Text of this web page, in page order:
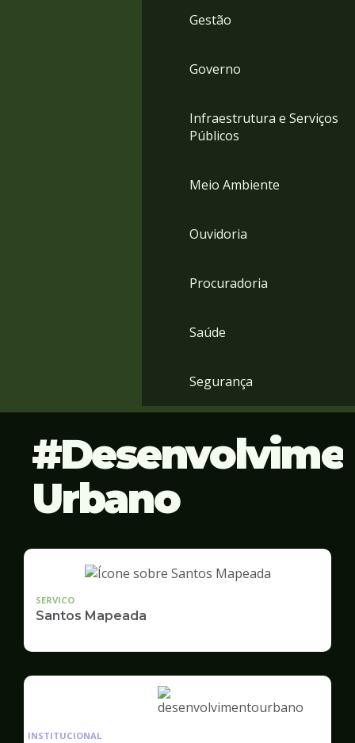
Gestão
Governo
Infraestrutura e Serviços
Públicos
Meio Ambiente
Ouvidoria
Procuradoria
Saúde
Segurança
Urbano
SERVICO
Santos Mapeada
Ilustração
INSTITUCIONAL